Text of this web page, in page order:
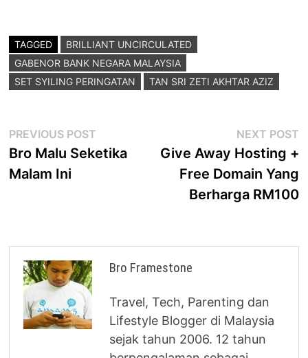
TAGGED
BRILLIANT UNCIRCULATED
GABENOR BANK NEGARA MALAYSIA
SET SYILING PERINGATAN
TAN SRI ZETI AKHTAR AZIZ
Post
navigation
PREVIOUS POST
post:
Bro Malu Seketika
Malam Ini
NEXT POST
Give Away Hosting +
Free Domain Yang
Berharga RM100
Bro Framestone
Travel, Tech, Parenting dan
Lifestyle Blogger di Malaysia
sejak tahun 2006. 12 tahun